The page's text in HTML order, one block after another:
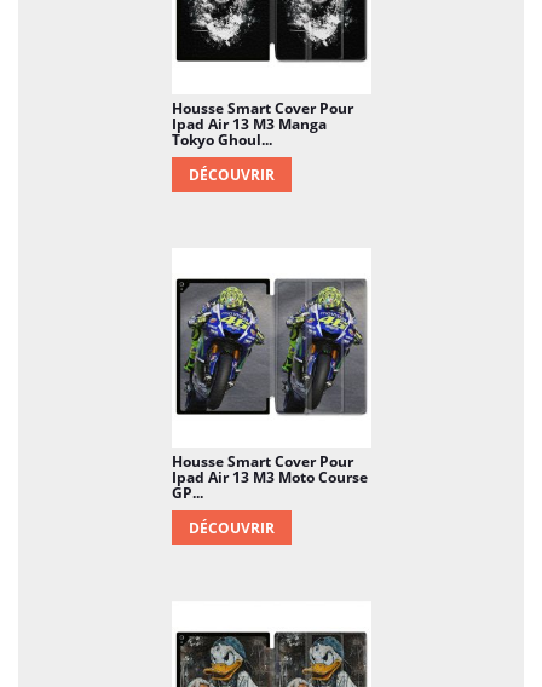
Housse Smart Cover Pour
Ipad Air 13 M3 Manga
Tokyo Ghoul...
DÉCOUVRIR
Housse Smart Cover Pour
Ipad Air 13 M3 Moto Course
GP...
DÉCOUVRIR